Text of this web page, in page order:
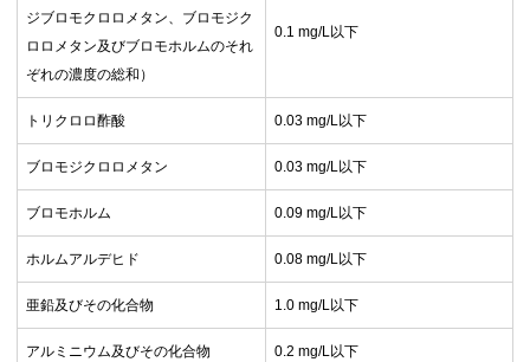
ジブロモクロロメタン、ブロモジク
ロロメタン及びブロモホルムのそれ
ぞれの濃度の総和）
0.1 mg/L以下
トリクロロ酢酸 0.03 mg/L以下
ブロモジクロロメタン 0.03 mg/L以下
ブロモホルム 0.09 mg/L以下
ホルムアルデヒド 0.08 mg/L以下
亜鉛及びその化合物 1.0 mg/L以下
アルミニウム及びその化合物 0.2 mg/L以下